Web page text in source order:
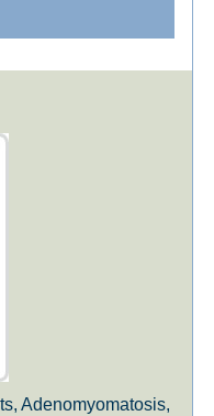
Adenomyomatosis,